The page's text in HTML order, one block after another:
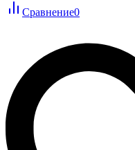
Сравнение0